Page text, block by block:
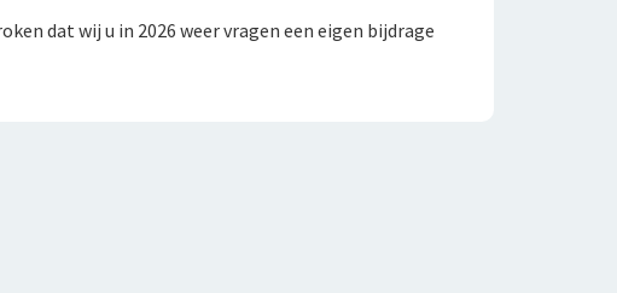
dat wij u in 2026 weer vragen een eigen bijdrage